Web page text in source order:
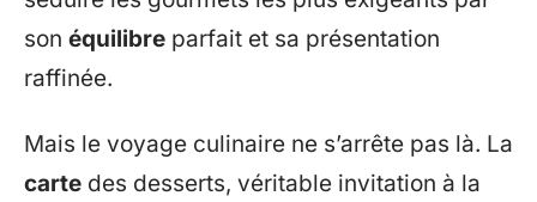
son équilibre parfait et sa présentation
raffinée.
Mais le voyage culinaire ne s’arrête pas là. La
carte des desserts, véritable invitation à la